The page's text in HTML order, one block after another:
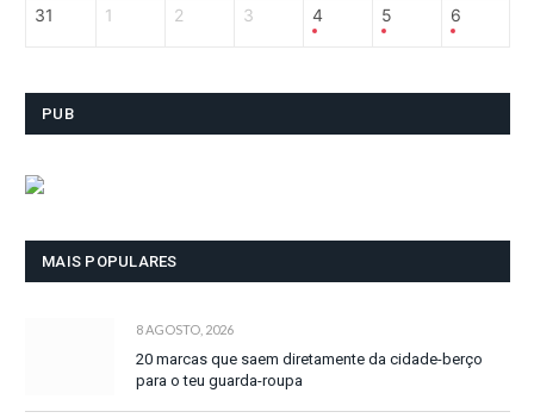
31 1 2 3 4 5 6
PUB
MAIS POPULARES
8 AGOSTO, 2026
20 marcas que saem diretamente da cidade-berço
para o teu guarda-roupa